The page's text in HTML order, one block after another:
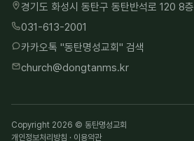
경기도 화성시 동탄구 동탄반석로 120 8층
031-613-2001
카카오톡 "동탄명성교회" 검색
church@dongtanms.kr
Copyright 2026 © 동탄명성교회
개인정보처리방침 · 이용약관